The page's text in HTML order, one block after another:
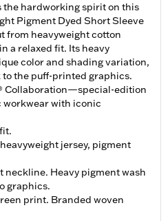
the hardworking spirit on this
Pigment Dyed Short Sleeve
from heavyweight cotton
a relaxed fit. Its heavy
color and shading variation,
to the puff-printed graphics.
Collaboration—special-edition
workwear with iconic
jersey, pigment
neckline. Heavy pigment wash
graphics.
print. Branded woven